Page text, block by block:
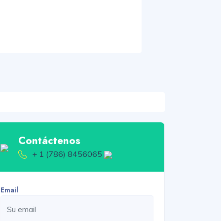
Contáctenos
+ 1 (786) 8456065
Email